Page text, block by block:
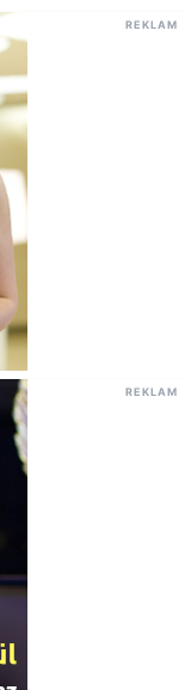
REKLAM
REKLAM